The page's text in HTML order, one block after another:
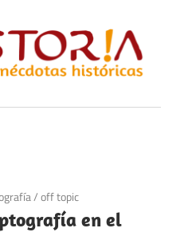
/off topic
en el